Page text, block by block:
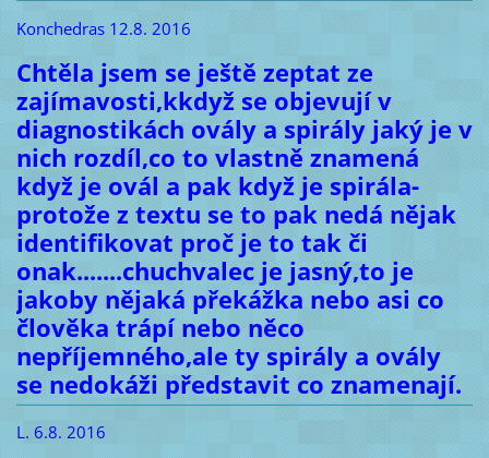
Konchedras 12.8. 2016
Chtěla jsem se ještě zeptat ze
zajímavosti,kkdyž se objevují v
diagnostikách ovály a spirály jaký je v
nich rozdíl,co to vlastně znamená
když je ovál a pak když je spirála-
protože z textu se to pak nedá nějak
identifikovat proč je to tak či
onak.......chuchvalec je jasný,to je
jakoby nějaká překážka nebo asi co
člověka trápí nebo něco
nepříjemného,ale ty spirály a ovály
se nedokáži představit co znamenají.
L. 6.8. 2016